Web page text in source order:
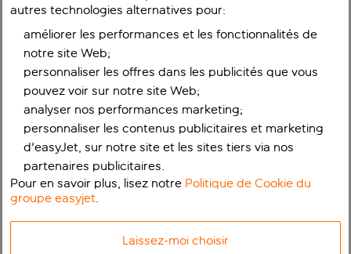
autres technologies alternatives pour:
améliorer les performances et les fonctionnalités de
notre site Web;
personnaliser les offres dans les publicités que vous
pouvez voir sur notre site Web;
analyser nos performances marketing;
personnaliser les contenus publicitaires et marketing
d'easyJet, sur notre site et les sites tiers via nos
partenaires publicitaires.
Pour en savoir plus, lisez notre Politique de Cookie du
groupe easyjet.
Laissez-moi choisir